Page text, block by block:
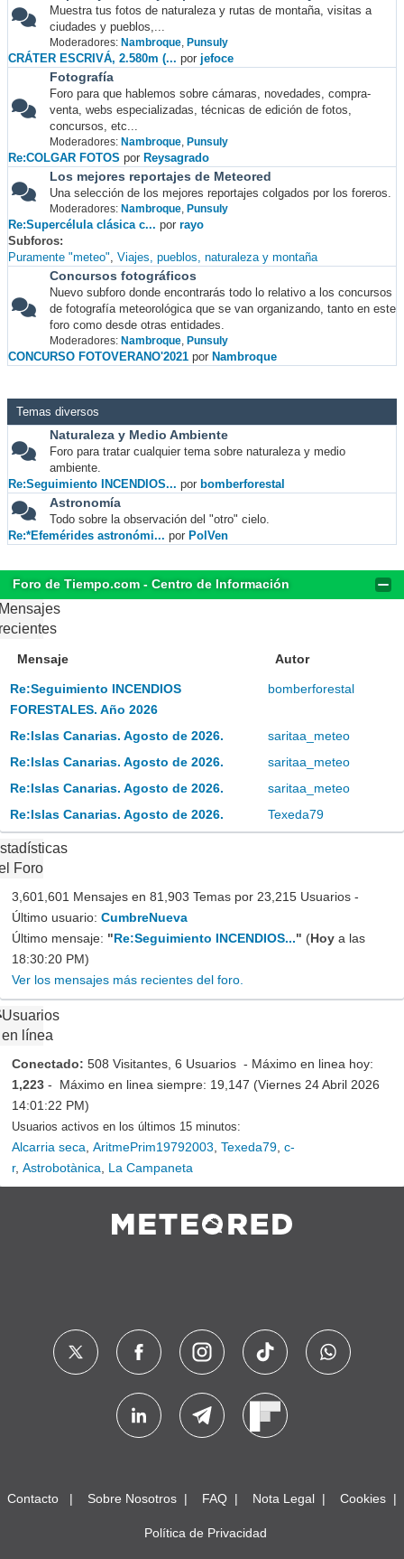
Muestra tus fotos de naturaleza y rutas de montaña, visitas a
ciudades y pueblos,...
Moderadores: Nambroque, Punsuly
CRÁTER ESCRIVÁ, 2.580m (... por jefoce
Fotografía
Foro para que hablemos sobre cámaras, novedades, compra-
venta, webs especializadas, técnicas de edición de fotos,
concursos, etc...
Moderadores: Nambroque, Punsuly
Re:COLGAR FOTOS por Reysagrado
Los mejores reportajes de Meteored
Una selección de los mejores reportajes colgados por los foreros.
Moderadores: Nambroque, Punsuly
Re:Supercélula clásica c... por rayo
Subforos
Puramente "meteo" Viajes, pueblos, naturaleza y montaña
Concursos fotográficos
Nuevo subforo donde encontrarás todo lo relativo a los concursos
de fotografía meteorológica que se van organizando, tanto en este
foro como desde otras entidades.
Moderadores: Nambroque, Punsuly
CONCURSO FOTOVERANO'2021 por Nambroque
Temas diversos
Naturaleza y Medio Ambiente
Foro para tratar cualquier tema sobre naturaleza y medio
ambiente.
Re:Seguimiento INCENDIOS... por bomberforestal
Astronomía
Todo sobre la observación del "otro" cielo.
Re:*Efemérides astronómi... por PolVen
Foro de Tiempo.com - Centro de Información
Mensaje Autor
Re:Seguimiento INCENDIOS
FORESTALES. Año 2026
bomberforestal
Re:Islas Canarias. Agosto de 2026.
saritaa_meteo
Re:Islas Canarias. Agosto de 2026.
saritaa_meteo
Re:Islas Canarias. Agosto de 2026.
saritaa_meteo
Re:Islas Canarias. Agosto de 2026.
Texeda79
Foro
3,601,601 Mensajes en 81,903 Temas por 23,215 Usuarios -
Último usuario: CumbreNueva
Último mensaje: "Re:Seguimiento INCENDIOS..." (Hoy a las
18:30:20 PM)
Ver los mensajes más recientes del foro.
Usuarios
en línea
Conectado: 508 Visitantes, 6 Usuarios - Máximo en linea hoy:
1,223 - Máximo en linea siempre: 19,147 (Viernes 24 Abril 2026
14:01:22 PM)
Usuarios activos en los últimos 15 minutos:
Alcarria seca AritmePrim19792003 Texeda79 c-
r, Astrobotànica La Campaneta
Contacto Sobre Nosotros FAQ Nota Legal Cookies
Política de Privacidad